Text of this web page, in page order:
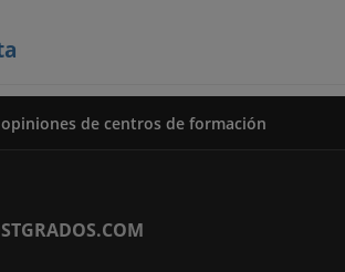
de centros de formación